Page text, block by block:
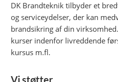
DK Brandteknik tilbyder et
og serviceydelser, der kan
brandsikring af din
kurser indenfor livreddende
kursus m.fl.
Vi støtter